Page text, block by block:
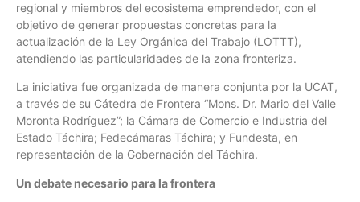
regional y miembros del ecosistema emprendedor, con el
objetivo de generar propuestas concretas para la
actualización de la Ley Orgánica del Trabajo (LOTTT),
atendiendo las particularidades de la zona fronteriza.
La iniciativa fue organizada de manera conjunta por la UCAT,
a través de su Cátedra de Frontera “Mons. Dr. Mario del Valle
Moronta Rodríguez”; la Cámara de Comercio e Industria del
Estado Táchira; Fedecámaras Táchira; y Fundesta, en
representación de la Gobernación del Táchira.
Un debate necesario para la frontera